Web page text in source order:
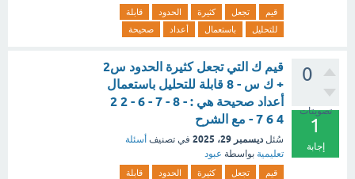
قيم تجعل كثيرة الحدود
قابلة
للتحليل
باستعمال أعداد صحيحة
0
تصويتات
1
إجابة
قيم ك التي تجعل كثيرة الحدود س2
+ ك س - 8 قابلة للتحليل باستعمال
أعداد صحيحة هي : - 8 - 7 - 6 - 2 2
4 6 7 - مع الشرح
سُئل ديسمبر 29، 2025 في تصنيف أسئلة
تعليمية بواسطة عبود
قيم تجعل كثيرة الحدود
قابلة